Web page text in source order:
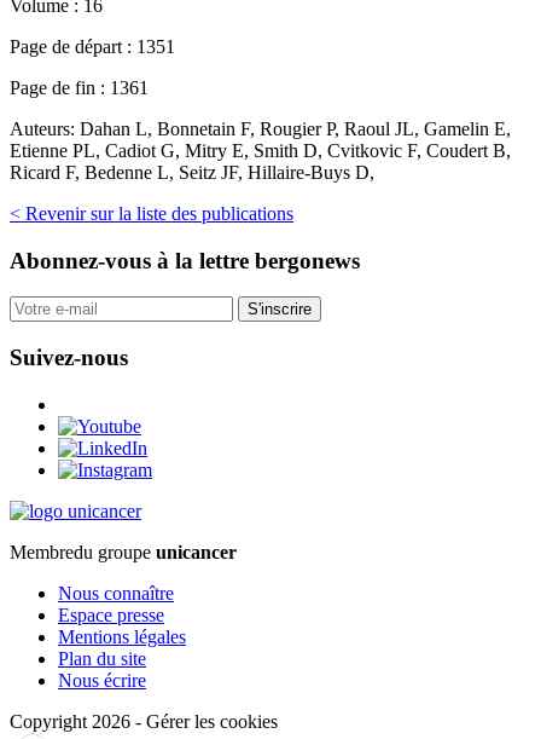
Volume : 16
Page de départ : 1351
Page de fin : 1361
Auteurs: Dahan L, Bonnetain F, Rougier P, Raoul JL, Gamelin E,
Etienne PL, Cadiot G, Mitry E, Smith D, Cvitkovic F, Coudert B,
Ricard F, Bedenne L, Seitz JF, Hillaire-Buys D,
< Revenir sur la liste des publications
Abonnez-vous à la lettre bergonews
S'inscrire
Suivez-nous
Membredu groupe unicancer
Nous connaître
Espace presse
Mentions légales
Plan du site
Nous écrire
Copyright 2026 - Gérer les cookies